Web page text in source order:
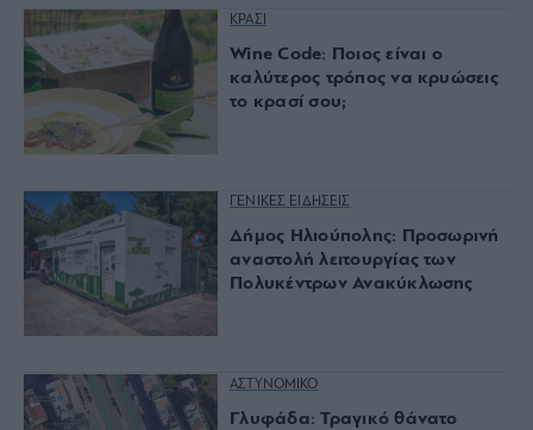
ΚΡΑΣΙ
Wine Code: Ποιος είναι ο
καλύτερος τρόπος να κρυώσεις
το κρασί σου;
ΓΕΝΙΚΕΣ ΕΙΔΗΣΕΙΣ
Δήμος Ηλιούπολης: Προσωρινή
αναστολή λειτουργίας των
Πολυκέντρων Ανακύκλωσης
ΑΣΤΥΝΟΜΙΚΟ
Γλυφάδα: Τραγικό θάνατο